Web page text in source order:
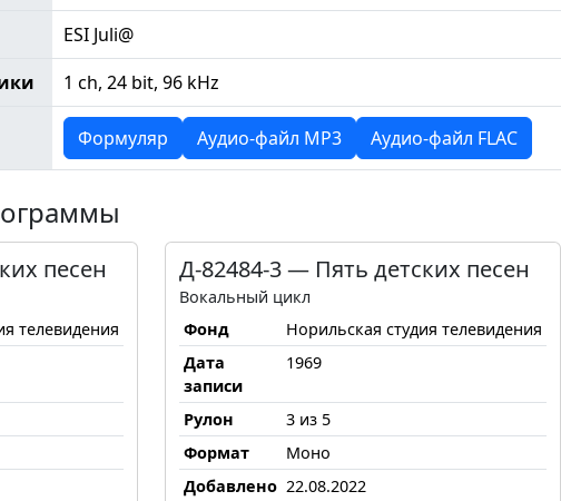
ESI Juli@
1 ch, 24 bit, 96 kHz
Формуляр Аудио-файл MP3 Аудио-файл FLAC
песен
телевидения
Д-82484-3 — Пять детских песен
Вокальный цикл
Фонд
Норильская студия телевидения
Дата
записи
1969
Рулон
3 из 5
Формат
Моно
Добавлено 22.08.2022